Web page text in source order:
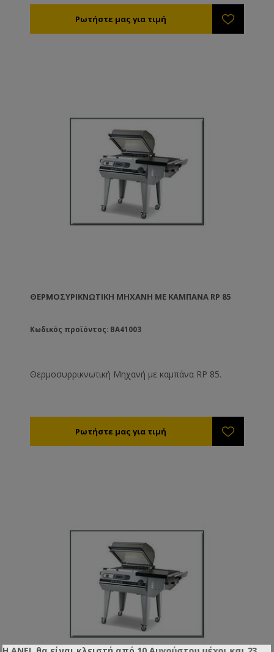
ΘΕΡΜΟΣΥΡΙΚΝΩΤΙΚΉ ΜΗΧΑΝΉ ΜΕ ΚΑΜΠΆΝΑ RP 85
Κωδικός προϊόντος: BA41003
Θερμοσυρρικνωτική Μηχανή με καμπάνα RP 85.